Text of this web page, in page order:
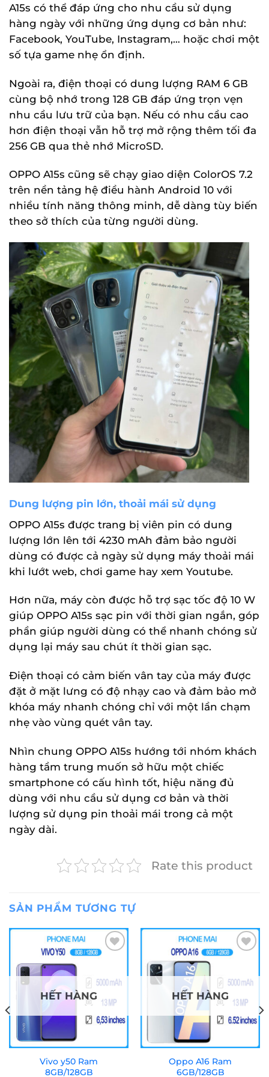
A15s có thể đáp ứng cho nhu cầu sử dụng
hàng ngày với những ứng dụng cơ bản như:
Facebook, YouTube, Instagram,… hoặc chơi một
số tựa game nhẹ ổn định.
Ngoài ra, điện thoại có dung lượng RAM 6 GB
cùng bộ nhớ trong 128 GB đáp ứng trọn vẹn
nhu cầu lưu trữ của bạn. Nếu có nhu cầu cao
hơn điện thoại vẫn hỗ trợ mở rộng thêm tối đa
256 GB qua thẻ nhớ MicroSD.
OPPO A15s cũng sẽ chạy giao diện ColorOS 7.2
trên nền tảng hệ điều hành Android 10 với
nhiều tính năng thông minh, dễ dàng tùy biến
theo sở thích của từng người dùng.
Dung lượng pin lớn, thoải mái sử dụng
OPPO A15s được trang bị viên pin có dung
lượng lớn lên tới 4230 mAh đảm bảo người
dùng có được cả ngày sử dụng máy thoải mái
khi lướt web, chơi game hay xem Youtube.
Hơn nữa, máy còn được hỗ trợ sạc tốc độ 10 W
giúp OPPO A15s sạc pin với thời gian ngắn, góp
phần giúp người dùng có thể nhanh chóng sử
dụng lại máy sau chút ít thời gian sạc.
Điện thoại có cảm biến vân tay của máy được
đặt ở mặt lưng có độ nhạy cao và đảm bảo mở
khóa máy nhanh chóng chỉ với một lần chạm
nhẹ vào vùng quét vân tay.
Nhìn chung OPPO A15s hướng tới nhóm khách
hàng tầm trung muốn sở hữu một chiếc
smartphone có cấu hình tốt, hiệu năng đủ
dùng với nhu cầu sử dụng cơ bản và thời
lượng sử dụng pin thoải mái trong cả một
ngày dài.
Rate this product
SẢN PHẨM TƯƠNG TỰ
HẾT HÀNG
Vivo y50 Ram
8GB/128GB
HẾT HÀNG
Oppo A16 Ram
6GB/128GB